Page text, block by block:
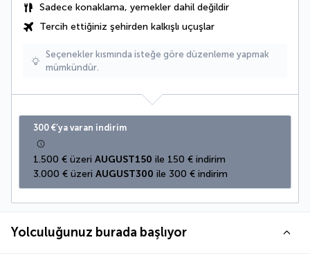
Sadece konaklama, yemekler dahil değildir
Tercih ettiğiniz şehirden kalkışlı uçuşlar
Seçenekler kısmında isteğe göre düzenleme yapmak
mümkündür.
300 €’ya varan indirim
1.500 € üzeri AUGUST150 ile 150 € indirim
3.000 € üzeri AUGUST300 ile 300 € indirim
Yolculuğunuz burada başlıyor